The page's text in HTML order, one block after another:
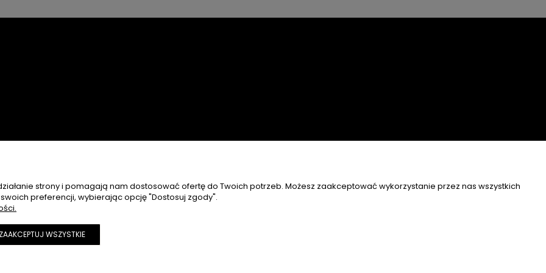
strony i pomagają nam dostosować ofertę do Twoich potrzeb. Możesz zaakceptować wykorzystanie przez nas wszystkich
preferencji, wybierając opcję "Dostosuj zgody".
ZAAKCEPTUJ WSZYSTKIE